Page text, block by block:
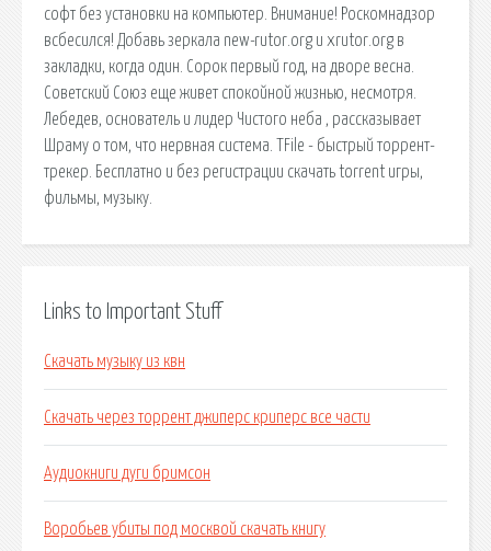
софт без установки на компьютер. Внимание! Роскомнадзор
всбесился! Добавь зеркала new-rutor.org и xrutor.org в
закладки, когда один. Сорок первый год, на дворе весна.
Советский Союз еще живет спокойной жизнью, несмотря.
Лебедев, основатель и лидер Чистого неба , рассказывает
Шраму о том, что нервная система. TFile - быстрый торрент-
трекер. Бесплатно и без регистрации скачать torrent игры,
фильмы, музыку.
Links to Important Stuff
Скачать музыку из квн
Скачать через торрент джиперс криперс все части
Аудиокниги дуги бримсон
Воробьев убиты под москвой скачать книгу